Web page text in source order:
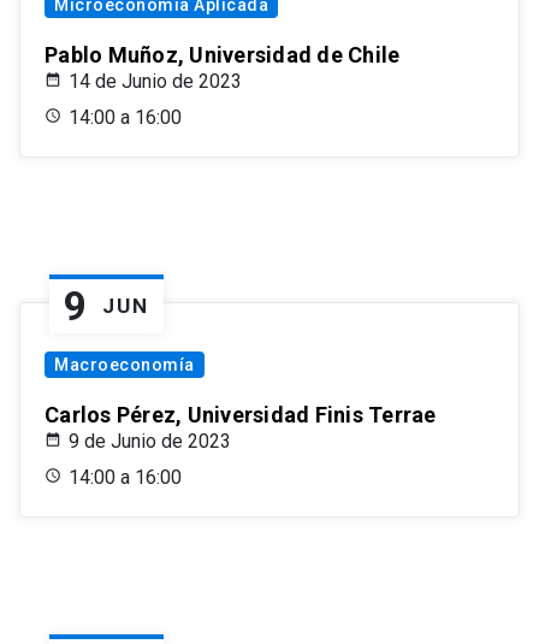
Microeconomía Aplicada
Pablo Muñoz, Universidad de Chile
14 de Junio de 2023
14:00 a 16:00
9 JUN
Macroeconomía
Carlos Pérez, Universidad Finis Terrae
9 de Junio de 2023
14:00 a 16:00